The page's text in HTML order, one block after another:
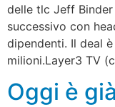
delle tlc Jeff Binder
successivo con
dipendenti. Il deal
milioni.Layer3 TV
Oggi è